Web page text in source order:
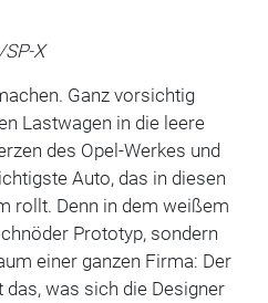
X
Ganz vorsichtig
Lastwagen in die leere
des Opel-Werkes und
Auto, das in diesen
rollt. Denn in dem weißem
Prototyp, sondern
einer ganzen Firma: Der
das, was sich die Designer